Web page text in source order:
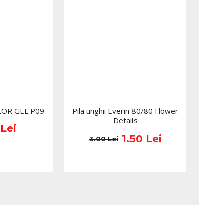
GEL P09
Pila unghii Everin 80/80 Flower
Details
1.50 Lei
3.00 Lei